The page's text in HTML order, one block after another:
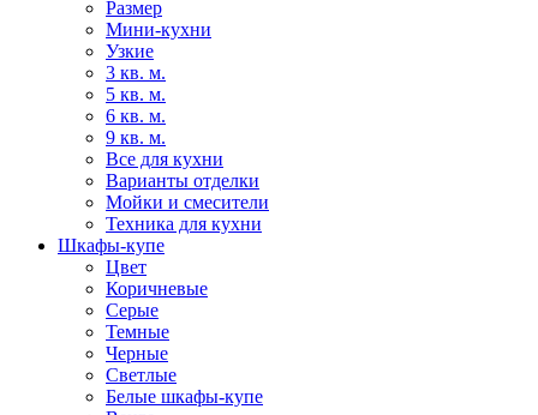
Размер
Мини-кухни
Узкие
3 кв. м.
5 кв. м.
6 кв. м.
9 кв. м.
Все для кухни
Варианты отделки
Мойки и смесители
Техника для кухни
Шкафы-купе
Цвет
Коричневые
Серые
Темные
Черные
Светлые
Белые шкафы-купе